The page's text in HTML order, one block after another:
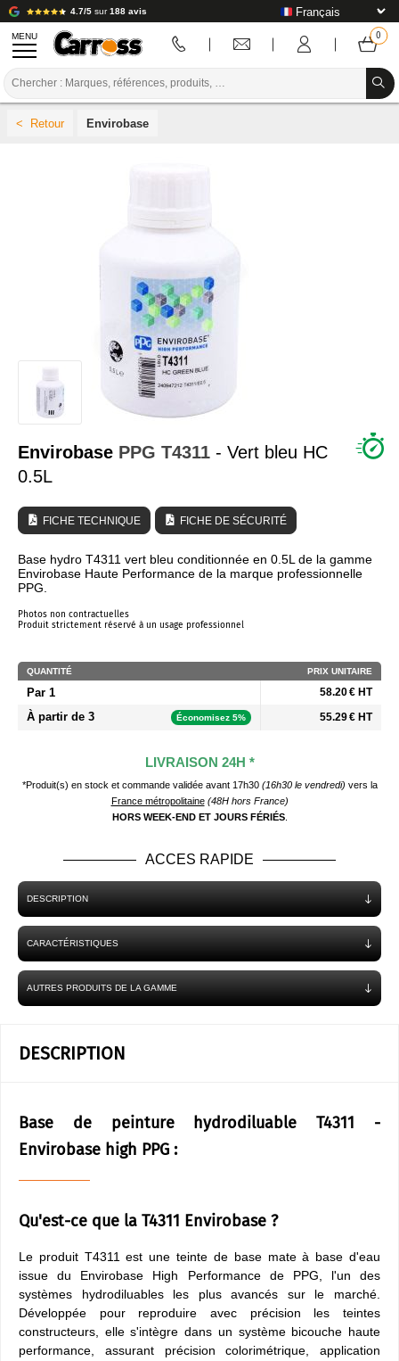
4.7/5 sur188 avis
MENU
OUTILLAGE CARROSSERIE
ÉQUIPEMENT ATELIER CARROSSERIE
INSTALLATION LABO
TUTORIEL & CONSEILS
Envirobase
Envirobase PPG T4311 - Vert bleu HC
0.5L
FICHE TECHNIQUE FICHE DE SÉCURITÉ
Base hydro T4311 vert bleu conditionnée en 0.5L de la gamme
Envirobase Haute Performance de la marque professionnelle
PPG.
Photos non contractuelles
Produit strictement réservé à un usage professionnel
QUANTITÉ PRIX UNITAIRE
Par 1 58.20 € HT
À partir de 3 Économisez 5% 55.29 € HT
LIVRAISON 24H *
*Produit(s) en stock et commande validée avant 17h30 (16h30 le vendredi) vers la
France métropolitaine (48H hors France)
HORS WEEK-END ET JOURS FÉRIÉS.
ACCES RAPIDE
DESCRIPTION
CARACTÉRISTIQUES
AUTRES PRODUITS DE LA GAMME
DESCRIPTION
Base de peinture hydrodiluable T4311 -
Envirobase high PPG :
Qu'est-ce que la T4311 Envirobase ?
Le produit T4311 est une teinte de base mate à base d'eau
issue du Envirobase High Performance de PPG, l'un des
systèmes hydrodiluables les plus avancés sur le marché.
Développée pour reproduire avec précision les teintes
constructeurs, elle s'intègre dans un système bicouche haute
performance, assurant précision colorimétrique, application